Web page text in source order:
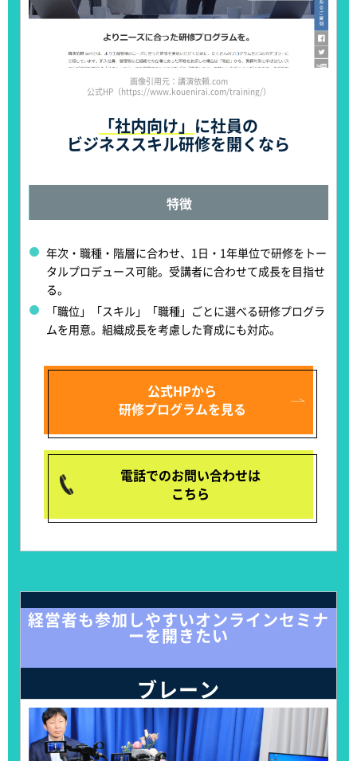
画像引用元：講演依頼.com
公式HP（https://www.kouenirai.com/training/）
「社内向け」 に社員の
ビジネススキル研修を開くなら
特徴
年次・職種・階層に合わせ、 1日・1年単位で研修をトー
タルプロデュース可能。受講者に合わせて成長を目指せ
る。
「職位」「スキル」「職種」ごとに選べる研修プログラ
ムを用意。組織成長を考慮した育成にも対応。
公式HPから
研修プログラムを見る
電話でのお問い合わせは
こちら
経営者も参加しやすいオンラインセミナ
ーを開きたい
ブレーン